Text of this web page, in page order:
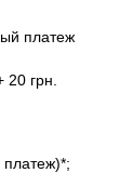
платеж
20 грн.